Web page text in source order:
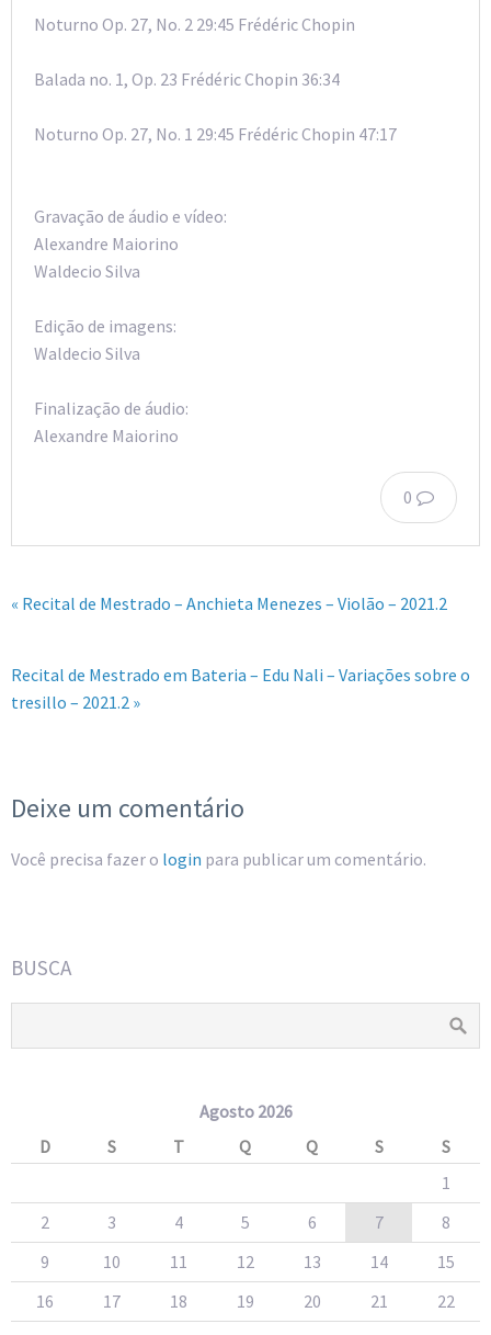
Noturno Op. 27, No. 2 29:45 Frédéric Chopin
Balada no. 1, Op. 23 Frédéric Chopin 36:34
Noturno Op. 27, No. 1 29:45 Frédéric Chopin 47:17
Gravação de áudio e vídeo:
Alexandre Maiorino
Waldecio Silva
Edição de imagens:
Waldecio Silva
Finalização de áudio:
Alexandre Maiorino
0
« Recital de Mestrado – Anchieta Menezes – Violão – 2021.2
Recital de Mestrado em Bateria – Edu Nali – Variações sobre o
tresillo – 2021.2 »
Deixe um comentário
Você precisa fazer o login para publicar um comentário.
BUSCA
Agosto 2026
D
S T Q Q S
S
1
2
3 4 5 6 7
8
9
10 11 12 13 14
15
16
17 18 19 20 21
22